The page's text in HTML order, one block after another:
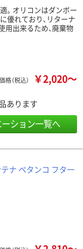
。オリコンはダンボー
優れており、リターナ
用出来るため、廃棄物
格（税込） ￥2,020～
あります
ション一覧へ
ナ ペタンコ フタ一